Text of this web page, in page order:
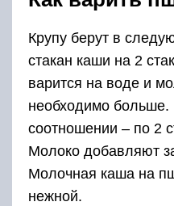
Крупу берут в
стакан каши на 2
варится на воде и
необходимо больше.
соотношении – по 2
Молоко добавляют
Молочная каша на
нежной.